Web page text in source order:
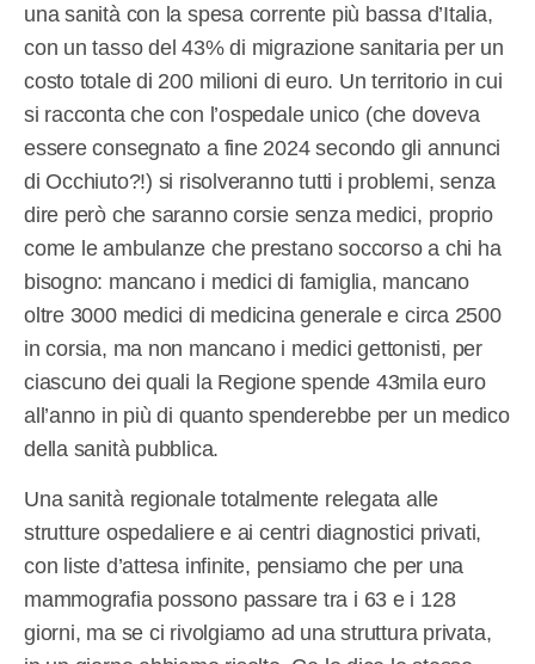
una sanità con la spesa corrente più bassa d’Italia,
con un tasso del 43% di migrazione sanitaria per un
costo totale di 200 milioni di euro. Un territorio in cui
si racconta che con l’ospedale unico (che doveva
essere consegnato a fine 2024 secondo gli annunci
di Occhiuto?!) si risolveranno tutti i problemi, senza
dire però che saranno corsie senza medici, proprio
come le ambulanze che prestano soccorso a chi ha
bisogno: mancano i medici di famiglia, mancano
oltre 3000 medici di medicina generale e circa 2500
in corsia, ma non mancano i medici gettonisti, per
ciascuno dei quali la Regione spende 43mila euro
all’anno in più di quanto spenderebbe per un medico
della sanità pubblica.
Una sanità regionale totalmente relegata alle
strutture ospedaliere e ai centri diagnostici privati,
con liste d’attesa infinite, pensiamo che per una
mammografia possono passare tra i 63 e i 128
giorni, ma se ci rivolgiamo ad una struttura privata,